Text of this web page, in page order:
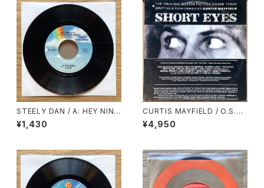
STEELY DAN / A: HEY NINE
TEEN / B: BODHISATTVA
¥1,430
CURTIS MAYFIELD / O.S.T.
/ SHORT EYES
¥4,950